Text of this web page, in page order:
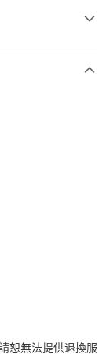
恕無法提供退換服